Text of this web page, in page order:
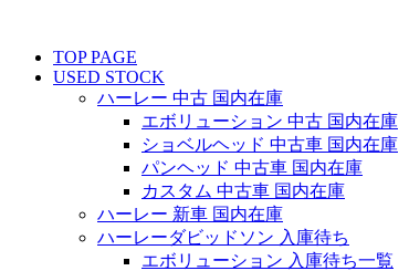
TOP PAGE
USED STOCK
ハーレー 中古 国内在庫
エボリューション 中古 国内在庫
ショベルヘッド 中古車 国内在庫
パンヘッド 中古車 国内在庫
カスタム 中古車 国内在庫
ハーレー 新車 国内在庫
ハーレーダビッドソン 入庫待ち
エボリューション 入庫待ち一覧